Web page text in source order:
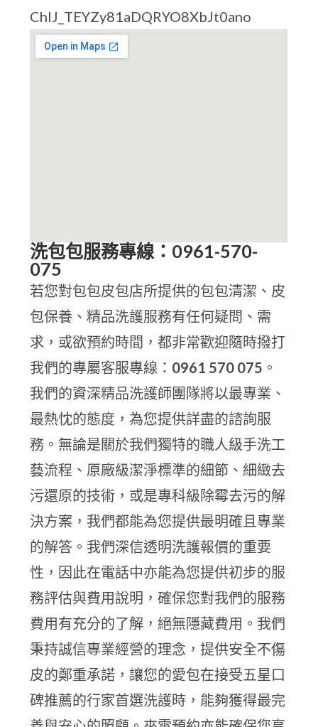
ChIJ_TEYZy81aDQRYO8XbJt0ano
洗包包服務專線：0961-570-
075
若您對包包皮包店所提供的包包清潔、皮
包保養、精品洗護服務有任何疑問、需
求，或欲預約時間，都非常歡迎隨時撥打
我們的專屬客服專線： 0961 570 075 。
我們的資深精品洗護師團隊將以最專業、
最熱忱的態度，為您提供詳盡的諮詢服
務。無論是關於我們獨特的職人級手洗工
藝流程、原廠級潔淨標準的細節、細緻去
污還原的技術，或是專科級除霉去污的解
決方案，我們都能為您提供最明確且專業
的解答。我們深信透明洗護報價的重要
性，因此在電話中亦能為您提供初步的服
務評估與費用說明，確保您對我們的服務
費用有充分的了解，絕無隱藏費用。我們
秉持誠信專業經營的理念，提供安全不傷
皮的鄭重承諾，讓您的愛包在接受五星口
碑推薦的行家首選洗護時，能夠獲得最完